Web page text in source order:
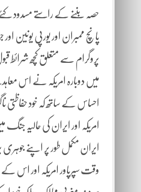
پانچ ممبران اور یورپی
میں دوبارہ امریکہ نے اس
احساس کے ساتھ کہ خود حفاظتی
امریکہ اور ایران کی حالیہ جنگ
ایران مکمل طور پر اپنے
وقت سپرپاور امریکہ اور اس